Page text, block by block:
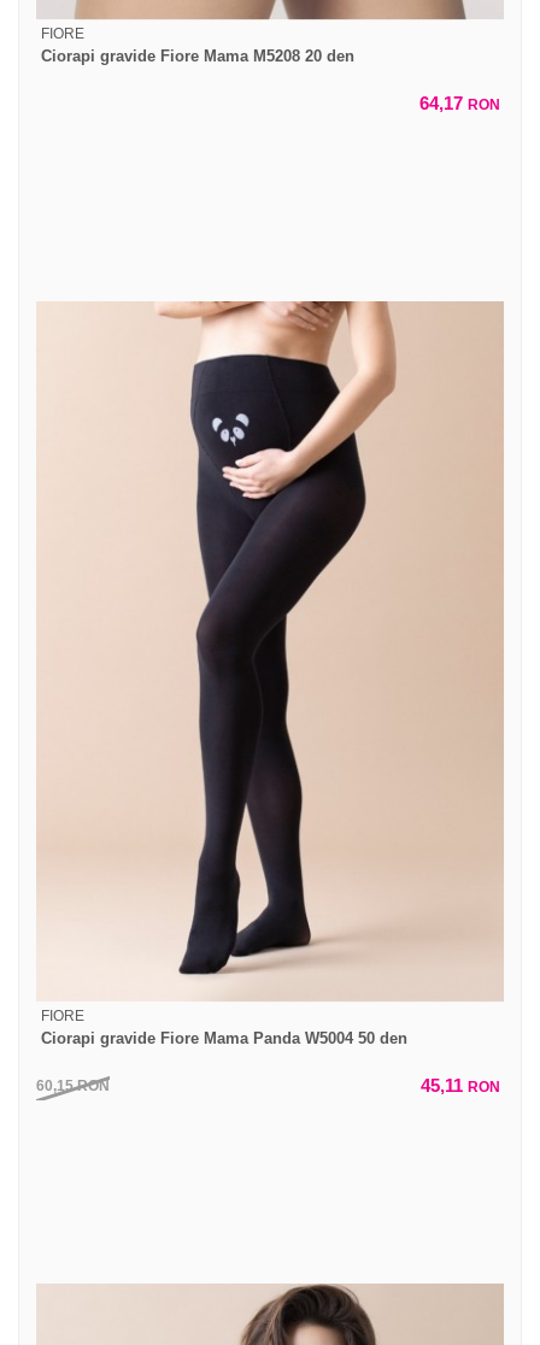
FIORE
Ciorapi gravide Fiore Mama M5208 20 den
64,17 RON
FIORE
Ciorapi gravide Fiore Mama Panda W5004 50 den
60,15RON 45,11 RON